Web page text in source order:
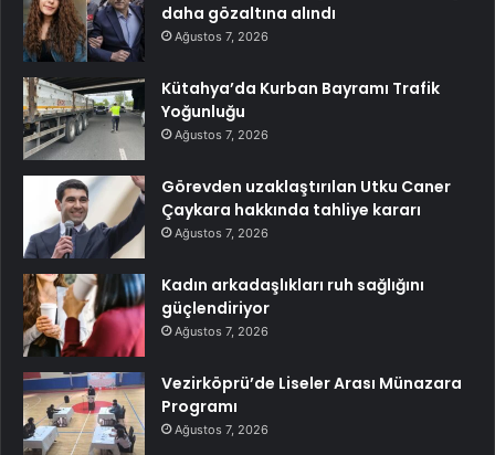
daha gözaltına alındı
Ağustos 7, 2026
Kütahya’da Kurban Bayramı Trafik
Yoğunluğu
Ağustos 7, 2026
Görevden uzaklaştırılan Utku Caner
Çaykara hakkında tahliye kararı
Ağustos 7, 2026
Kadın arkadaşlıkları ruh sağlığını
güçlendiriyor
Ağustos 7, 2026
Vezirköprü’de Liseler Arası Münazara
Programı
Ağustos 7, 2026